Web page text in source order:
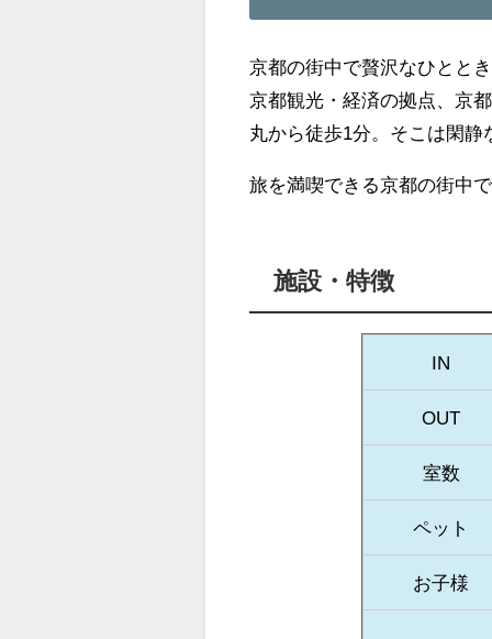
京都の街中で贅沢なひとと
京都観光・経済の拠点、京
丸から徒歩1分。そこは閑
旅を満喫できる京都の街中
施設・特徴
IN
OUT
室数
ペット
お子様